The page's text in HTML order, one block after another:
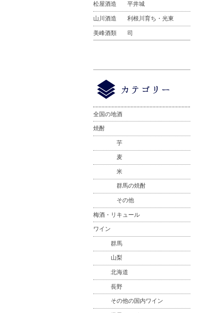
松屋酒造 平井城
山川酒造 利根川育ち・光東
美峰酒類 司
全国の地酒
焼酎
芋
麦
米
群馬の焼酎
その他
梅酒・リキュール
ワイン
群馬
山梨
北海道
長野
その他の国内ワイン